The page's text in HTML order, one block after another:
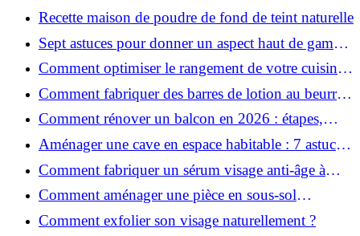
rénovation en 2026 ?
Recette maison de poudre de fond de teint naturelle
Sept astuces pour donner un aspect haut de gamme
à votre cuisine
Comment optimiser le rangement de votre cuisine
et gagner de la place ?
Comment fabriquer des barres de lotion au beurre
de karité ?
Comment rénover un balcon en 2026 : étapes,
budget et matériaux ?
Aménager une cave en espace habitable : 7 astuces
essentielles
Comment fabriquer un sérum visage anti-âge à
l'huile de rose musquée ?
Comment aménager une pièce en sous-sol
efficacement ?
Comment exfolier son visage naturellement ?